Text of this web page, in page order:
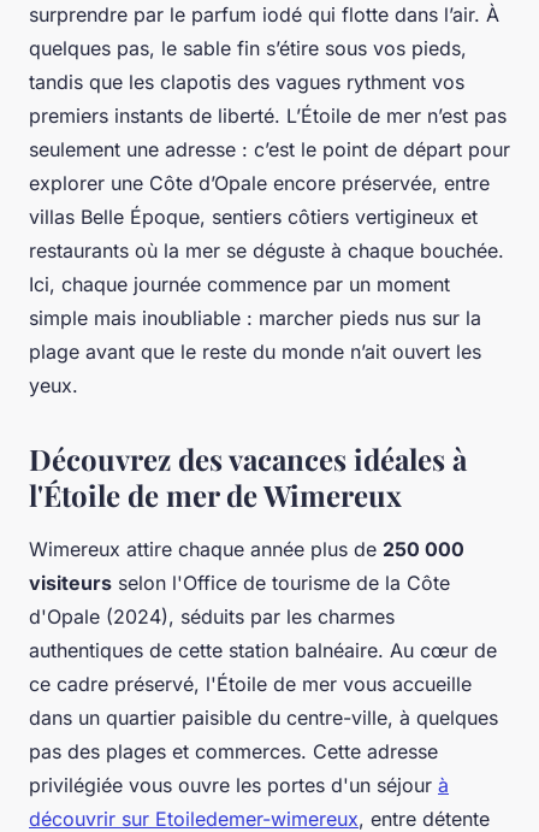
surprendre par le parfum iodé qui flotte dans l’air. À
quelques pas, le sable fin s’étire sous vos pieds,
tandis que les clapotis des vagues rythment vos
premiers instants de liberté. L’Étoile de mer n’est pas
seulement une adresse : c’est le point de départ pour
explorer une Côte d’Opale encore préservée, entre
villas Belle Époque, sentiers côtiers vertigineux et
restaurants où la mer se déguste à chaque bouchée.
Ici, chaque journée commence par un moment
simple mais inoubliable : marcher pieds nus sur la
plage avant que le reste du monde n’ait ouvert les
yeux.
Découvrez des vacances idéales à
l'Étoile de mer de Wimereux
Wimereux attire chaque année plus de 250 000
visiteurs selon l'Office de tourisme de la Côte
d'Opale (2024), séduits par les charmes
authentiques de cette station balnéaire. Au cœur de
ce cadre préservé, l'Étoile de mer vous accueille
dans un quartier paisible du centre-ville, à quelques
pas des plages et commerces. Cette adresse
privilégiée vous ouvre les portes d'un séjour à
découvrir sur Etoiledemer-wimereux, entre détente